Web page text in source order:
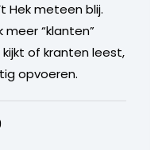
Hek meteen blij.
meer “klanten”
of kranten leest,
opvoeren.